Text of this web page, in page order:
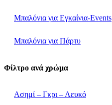
Μπαλόνια για Εγκαίνια-Events
Μπαλόνια για Πάρτυ
Φίλτρο ανά χρώμα
Ασημί – Γκρι – Λευκό